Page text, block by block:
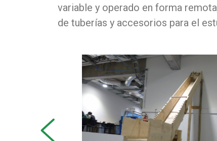
variable y operado en forma
de tuberías y accesorios para el
prev